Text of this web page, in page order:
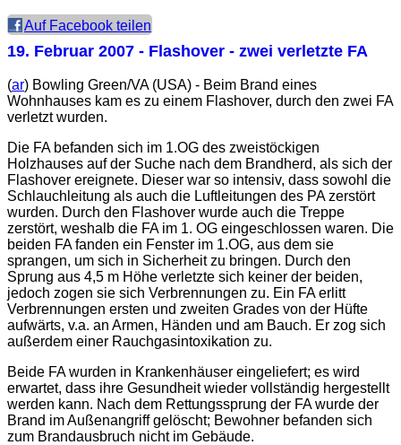
Auf Facebook teilen
19. Februar 2007 - Flashover - zwei verletzte FA
(ar) Bowling Green/VA (USA) - Beim Brand eines
Wohnhauses kam es zu einem Flashover, durch den zwei FA
verletzt wurden.
Die FA befanden sich im 1.OG des zweistöckigen
Holzhauses auf der Suche nach dem Brandherd, als sich der
Flashover ereignete. Dieser war so intensiv, dass sowohl die
Schlauchleitung als auch die Luftleitungen des PA zerstört
wurden. Durch den Flashover wurde auch die Treppe
zerstört, weshalb die FA im 1. OG eingeschlossen waren. Die
beiden FA fanden ein Fenster im 1.OG, aus dem sie
sprangen, um sich in Sicherheit zu bringen. Durch den
Sprung aus 4,5 m Höhe verletzte sich keiner der beiden,
jedoch zogen sie sich Verbrennungen zu. Ein FA erlitt
Verbrennungen ersten und zweiten Grades von der Hüfte
aufwärts, v.a. an Armen, Händen und am Bauch. Er zog sich
außerdem einer Rauchgasintoxikation zu.
Beide FA wurden in Krankenhäuser eingeliefert; es wird
erwartet, dass ihre Gesundheit wieder vollständig hergestellt
werden kann. Nach dem Rettungssprung der FA wurde der
Brand im Außenangriff gelöscht; Bewohner befanden sich
zum Brandausbruch nicht im Gebäude.